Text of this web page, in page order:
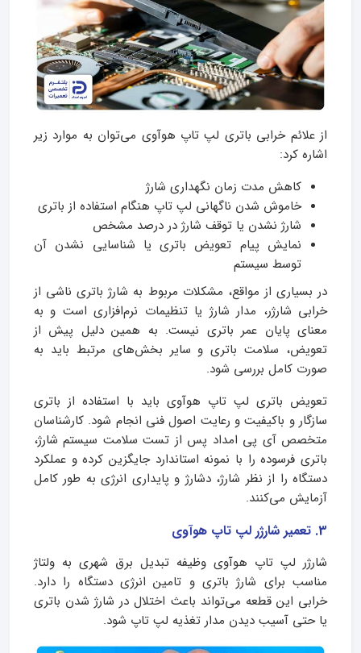
از علائم خرابی باتری لپ تاپ هوآوی می‌توان به موارد زیر
اشاره کرد:
کاهش مدت زمان نگهداری شارژ
خاموش شدن ناگهانی لپ تاپ هنگام استفاده از باتری
شارژ نشدن یا توقف شارژ در درصد مشخص
نمایش پیام تعویض باتری یا شناسایی نشدن آن
توسط سیستم
در بسیاری از مواقع، مشکلات مربوط به شارژ باتری ناشی از
خرابی شارژر، مدار شارژ یا تنظیمات نرم‌افزاری است و به
معنای پایان عمر باتری نیست. به همین دلیل پیش از
تعویض، سلامت باتری و سایر بخش‌های مرتبط باید به
صورت کامل بررسی شود.
تعویض باتری لپ تاپ هوآوی باید با استفاده از باتری
سازگار و باکیفیت و رعایت اصول فنی انجام شود. کارشناسان
متخصص آی پی امداد پس از تست سلامت سیستم شارژ،
باتری فرسوده را با نمونه استاندارد جایگزین کرده و عملکرد
دستگاه را از نظر شارژ، دشارژ و پایداری انرژی به طور کامل
آزمایش می‌کنند.
3. تعمیر شارژر لپ تاپ هوآوی
شارژر لپ تاپ هوآوی وظیفه تبدیل برق شهری به ولتاژ
مناسب برای شارژ باتری و تامین انرژی دستگاه را دارد.
خرابی این قطعه می‌تواند باعث اختلال در شارژ شدن باتری
یا حتی آسیب دیدن مدار تغذیه لپ تاپ شود.